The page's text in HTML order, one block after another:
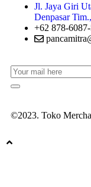
Jl. Jaya Giri
Denpasar
+62 878-
©2023. Toko